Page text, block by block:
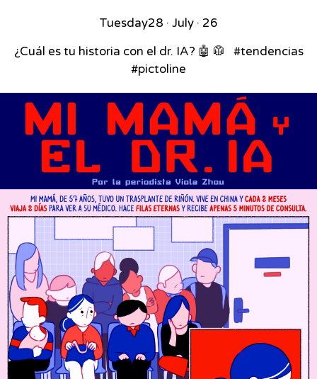
Tuesday28 · July · 26
¿Cuál es tu historia con el dr. IA? 🤖 🥼 ⁣ ⁣ #tendencias
#pictoline